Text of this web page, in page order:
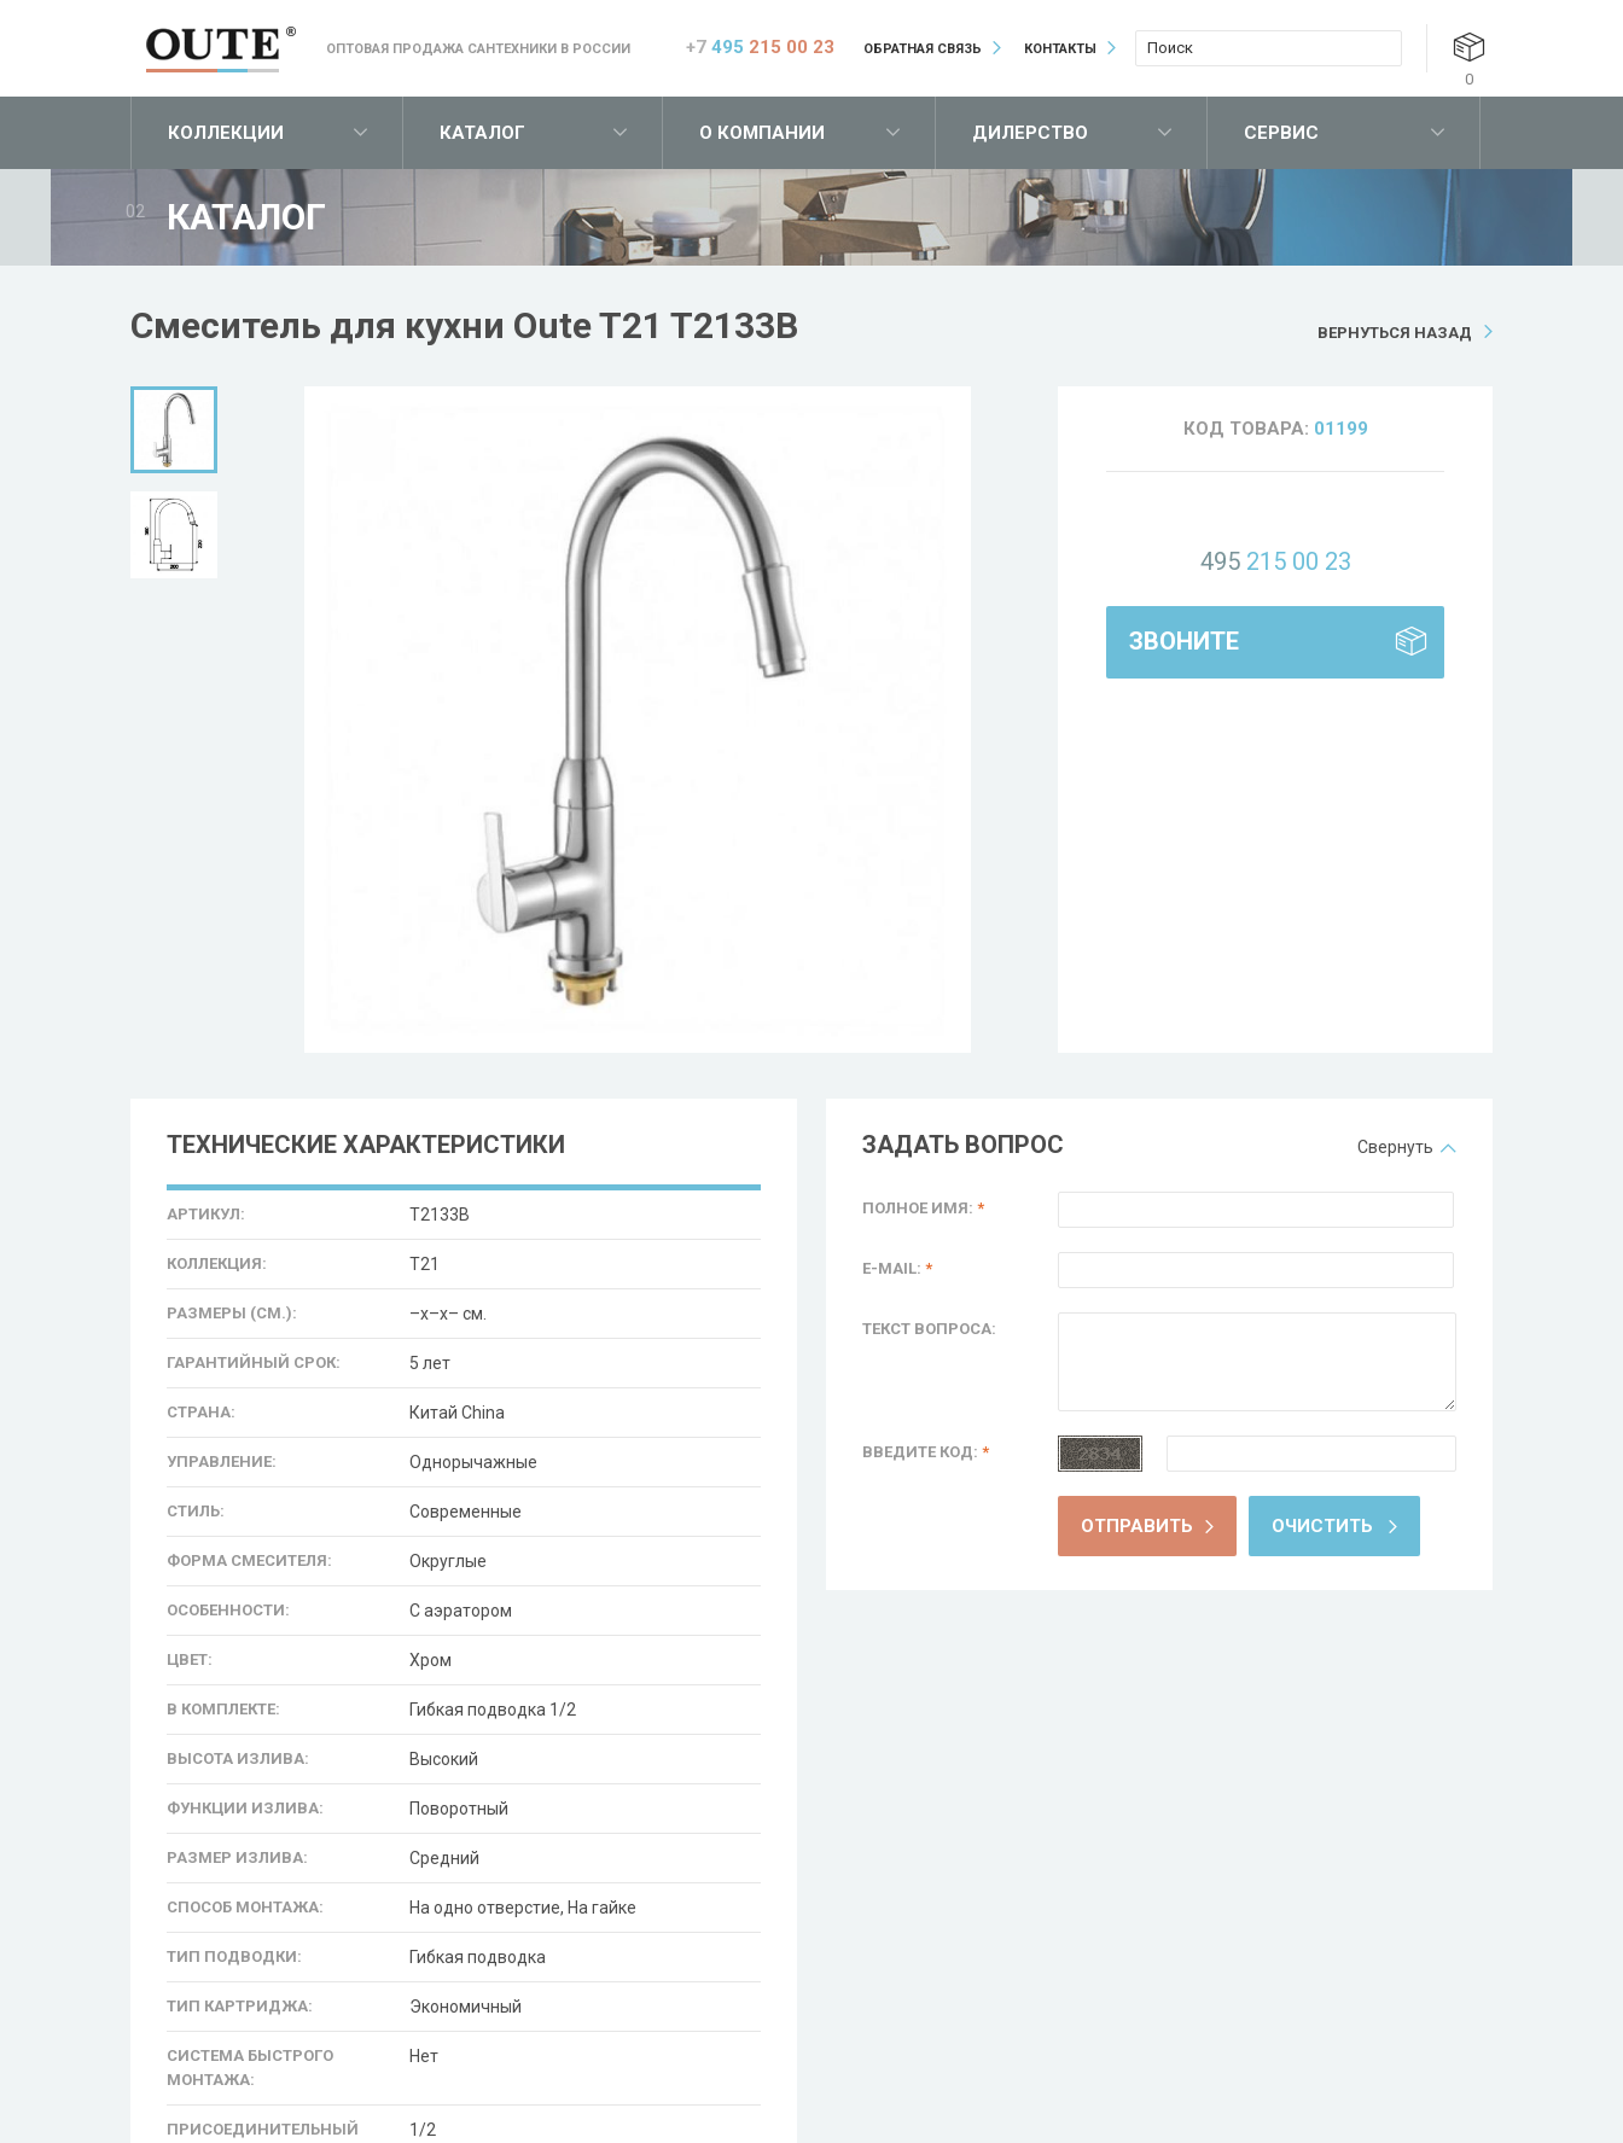
ОПТОВАЯ ПРОДАЖА САНТЕХНИКИ В РОССИИ +7 495 215 00 23 ОБРАТНАЯ СВЯЗЬ КОНТАКТЫ
0
КОЛЛЕКЦИИ КАТАЛОГ О КОМПАНИИ ДИЛЕРСТВО СЕРВИС
02 КАТАЛОГ
ВЕРНУТЬСЯ НАЗАД
Смеситель для кухни Oute T21 T2133B
КОД ТОВАРА: 01199
495215 00 23
ЗВОНИТЕ
ТЕХНИЧЕСКИЕ ХАРАКТЕРИСТИКИ
АРТИКУЛ: T2133B
КОЛЛЕКЦИЯ: T21
РАЗМЕРЫ (СМ.): –x–x– см.
ГАРАНТИЙНЫЙ СРОК: 5 лет
СТРАНА: Китай China
УПРАВЛЕНИЕ: Однорычажные
СТИЛЬ: Современные
ФОРМА СМЕСИТЕЛЯ: Округлые
ОСОБЕННОСТИ: С аэратором
ЦВЕТ: Хром
В КОМПЛЕКТЕ: Гибкая подводка 1/2
ВЫСОТА ИЗЛИВА: Высокий
ФУНКЦИИ ИЗЛИВА: Поворотный
РАЗМЕР ИЗЛИВА: Средний
СПОСОБ МОНТАЖА: На одно отверстие, На гайке
ТИП ПОДВОДКИ: Гибкая подводка
ТИП КАРТРИДЖА: Экономичный
СИСТЕМА БЫСТРОГО
МОНТАЖА:
Нет
ПРИСОЕДИНИТЕЛЬНЫЙ
1/2
ЗАДАТЬ ВОПРОС Свернуть
ПОЛНОЕ ИМЯ: *
E-MAIL: *
ТЕКСТ ВОПРОСА:
ВВЕДИТЕ КОД: *
ОТПРАВИТЬ ОЧИСТИТЬ